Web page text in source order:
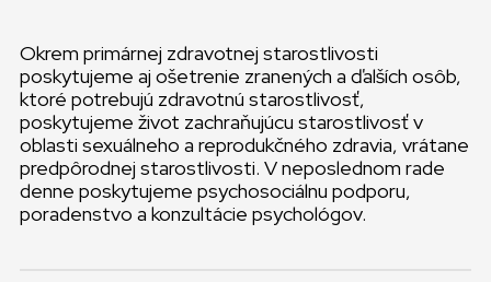
Okrem primárnej zdravotnej starostlivosti
poskytujeme aj ošetrenie zranených a ďalších osôb,
ktoré potrebujú zdravotnú starostlivosť,
poskytujeme život zachraňujúcu starostlivosť v
oblasti sexuálneho a reprodukčného zdravia, vrátane
predpôrodnej starostlivosti. V neposlednom rade
denne poskytujeme psychosociálnu podporu,
poradenstvo a konzultácie psychológov.